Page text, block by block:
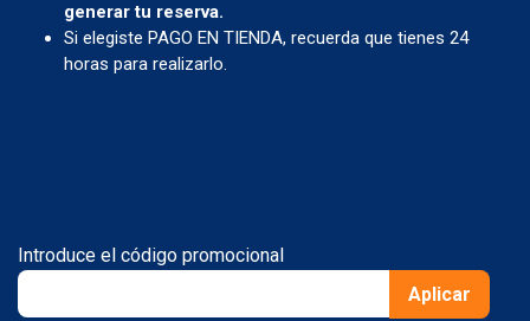
generar tu reserva.
Si elegiste PAGO EN TIENDA, recuerda que tienes 24
horas para realizarlo.
Introduce el código promocional
Aplicar